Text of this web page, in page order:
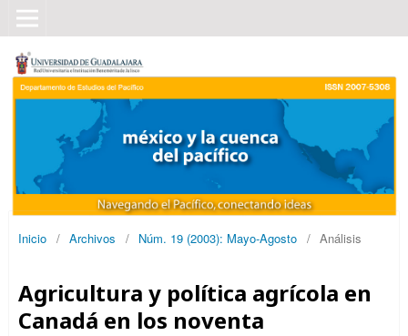
Inicio / Archivos / Núm. 19 (2003): Mayo-Agosto / Análisis
Agricultura y política agrícola en
Canadá en los noventa